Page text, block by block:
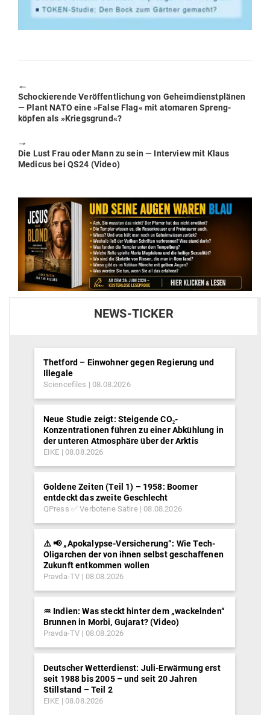
🠔
Previous
post:
Scho­ckie­rende Ver­öf­fent­li­chung von Geheim­dienst­plänen
— Plant NATO eine »False Flag« mit ato­maren Spreng­
köpfen als »Kriegs­grund«?
🠖
Next
post:
Die Lust Frau oder Mann zu sein — Interview mit Klaus
Medicus bei QS24 (Video)
NEWS-TICKER
Thetford – Einwohner gegen Regierung und
Illegale
Sciencefiles 08.08.2026
Neue Studie zeigt: Steigende CO₂-
Konzentrationen führen zu einer Abkühlung in
der unteren Atmosphäre über der Arktis
EIKE 08.08.2026
Goldene Zeiten (Teil 1) – 1958: Boomer
entdeckt das zweite Geschlecht
QPress ✅ Verbotene Satire 08.08.2026
⚠️ 📢 „Apokalypse-Versicherung“: Wie Tech-
Oligarchen der von ihnen selbst geschaffenen
Zukunft entkommen wollen
Pravda-TV 08.08.2026
♒︎ Indien: Was steckt hinter dem „wackelnden“
Brunnen in Morbi, Gujarat? (Video)
Pravda-TV 08.08.2026
Deutscher Wetterdienst: Juli-Erwärmung erst
seit 1988 bis 2005 – und seit 20 Jahren
Stillstand – Teil 2
EIKE 08.08.2026